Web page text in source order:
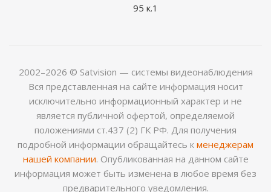
95 к.1
2002–2026 © Satvision — системы видеонаблюдения
Вся представленная на сайте информация носит
исключительно информационный характер и не
является публичной офертой, определяемой
положениями ст.437 (2) ГК РФ. Для получения
подробной информации обращайтесь к менеджерам
нашей компании. Опубликованная на данном сайте
информация может быть изменена в любое время без
предварительного уведомления.